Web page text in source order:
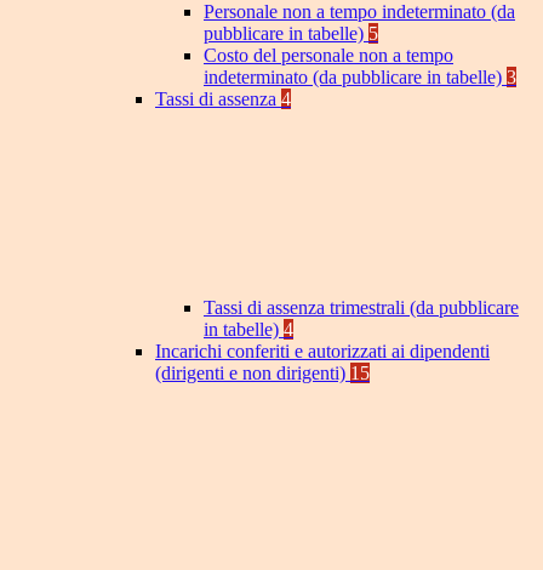
Personale non a tempo indeterminato (da
pubblicare in tabelle) 5
Costo del personale non a tempo
indeterminato (da pubblicare in tabelle) 3
Tassi di assenza 4
Tassi di assenza trimestrali (da pubblicare
in tabelle) 4
Incarichi conferiti e autorizzati ai dipendenti
(dirigenti e non dirigenti) 15